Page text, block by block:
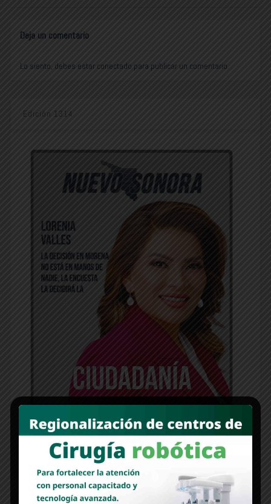
Deja un comentario
Lo siento, debes estar conectado para publicar un comentario.
Edición 1314